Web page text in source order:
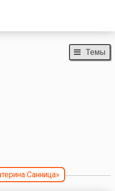
Темы
Санница»